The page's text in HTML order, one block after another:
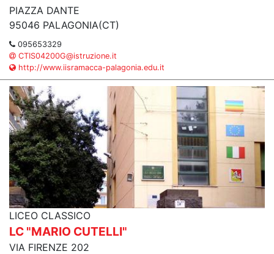
PIAZZA DANTE
95046 PALAGONIA(CT)
095653329
CTIS04200G@istruzione.it
http://www.iisramacca-palagonia.edu.it
LICEO CLASSICO
LC "MARIO CUTELLI"
VIA FIRENZE 202